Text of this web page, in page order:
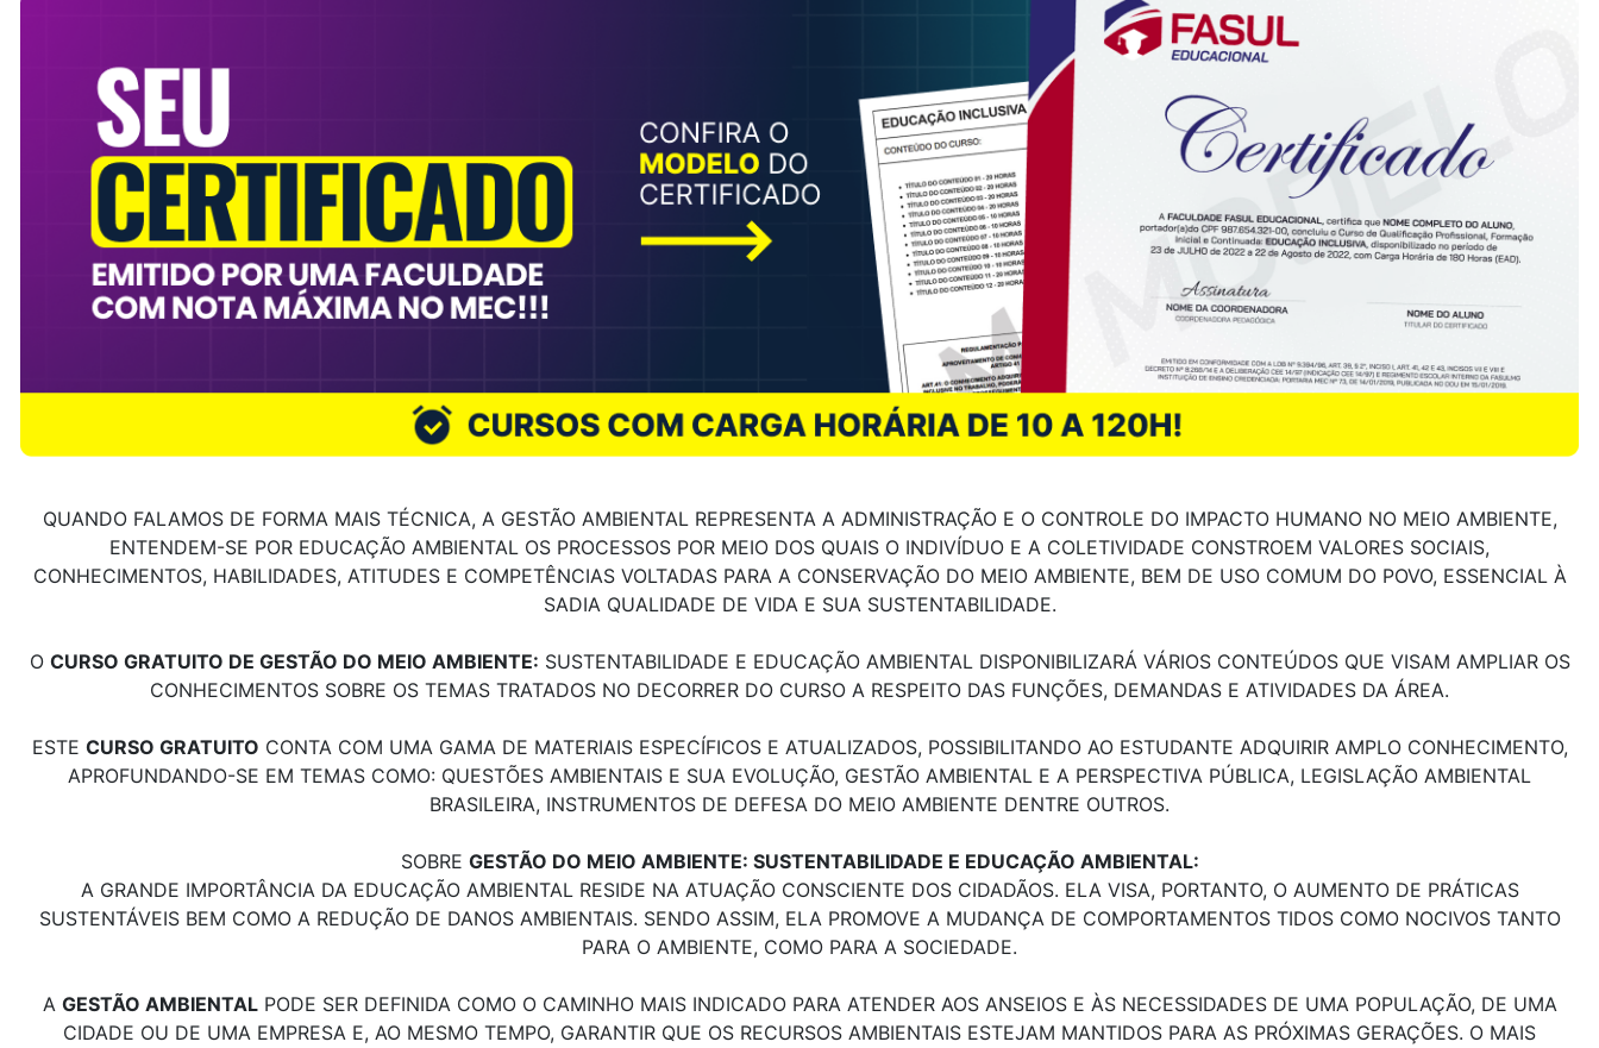
QUANDO FALAMOS DE FORMA MAIS TÉCNICA, A GESTÃO AMBIENTAL REPRESENTA A ADMINISTRAÇÃO E O CONTROLE DO IMPACTO HUMANO NO MEIO AMBIENTE,
ENTENDEM-SE POR EDUCAÇÃO AMBIENTAL OS PROCESSOS POR MEIO DOS QUAIS O INDIVÍDUO E A COLETIVIDADE CONSTROEM VALORES SOCIAIS,
CONHECIMENTOS, HABILIDADES, ATITUDES E COMPETÊNCIAS VOLTADAS PARA A CONSERVAÇÃO DO MEIO AMBIENTE, BEM DE USO COMUM DO POVO, ESSENCIAL À
SADIA QUALIDADE DE VIDA E SUA SUSTENTABILIDADE.
O CURSO GRATUITO DE GESTÃO DO MEIO AMBIENTE: SUSTENTABILIDADE E EDUCAÇÃO AMBIENTAL DISPONIBILIZARÁ VÁRIOS CONTEÚDOS QUE VISAM AMPLIAR OS
CONHECIMENTOS SOBRE OS TEMAS TRATADOS NO DECORRER DO CURSO A RESPEITO DAS FUNÇÕES, DEMANDAS E ATIVIDADES DA ÁREA.
ESTE CURSO GRATUITO CONTA COM UMA GAMA DE MATERIAIS ESPECÍFICOS E ATUALIZADOS, POSSIBILITANDO AO ESTUDANTE ADQUIRIR AMPLO CONHECIMENTO,
APROFUNDANDO-SE EM TEMAS COMO: QUESTÕES AMBIENTAIS E SUA EVOLUÇÃO, GESTÃO AMBIENTAL E A PERSPECTIVA PÚBLICA, LEGISLAÇÃO AMBIENTAL
BRASILEIRA, INSTRUMENTOS DE DEFESA DO MEIO AMBIENTE DENTRE OUTROS.
SOBRE GESTÃO DO MEIO AMBIENTE: SUSTENTABILIDADE E EDUCAÇÃO AMBIENTAL:
A GRANDE IMPORTÂNCIA DA EDUCAÇÃO AMBIENTAL RESIDE NA ATUAÇÃO CONSCIENTE DOS CIDADÃOS. ELA VISA, PORTANTO, O AUMENTO DE PRÁTICAS
SUSTENTÁVEIS BEM COMO A REDUÇÃO DE DANOS AMBIENTAIS. SENDO ASSIM, ELA PROMOVE A MUDANÇA DE COMPORTAMENTOS TIDOS COMO NOCIVOS TANTO
PARA O AMBIENTE, COMO PARA A SOCIEDADE.
A GESTÃO AMBIENTALPODE SER DEFINIDA COMO O CAMINHO MAIS INDICADO PARA ATENDER AOS ANSEIOS E ÀS NECESSIDADES DE UMA POPULAÇÃO, DE UMA
CIDADE OU DE UMA EMPRESA E, AO MESMO TEMPO, GARANTIR QUE OS RECURSOS AMBIENTAIS ESTEJAM MANTIDOS PARA AS PRÓXIMAS GERAÇÕES. O MAIS